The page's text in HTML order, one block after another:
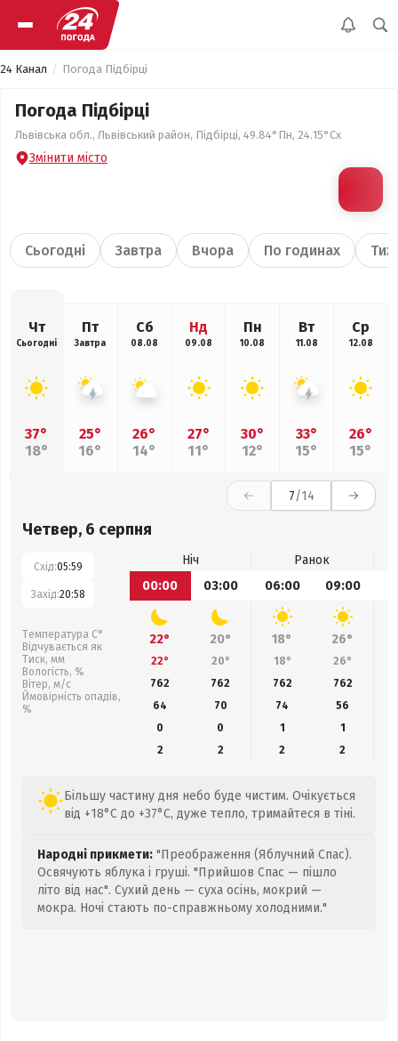
24 Канал Погода Підбірці
Погода Підбірці
Львівська обл., Львівський район, Підбірці, 49.84°Пн, 24.15°Сх
Змінити місто
Сьогодні Завтра Вчора По годинах
Чт
Сьогодні
37°
18°
Пт
Завтра
25°
16°
Сб
08.08
26°
14°
Нд
09.08
27°
11°
Пн
10.08
30°
12°
Вт
11.08
33°
15°
Ср
12.08
26°
15°
7/14
Четвер, 6 серпня
Схід:05:59
Захід:20:58
Температура С°
Відчувається як
Тиск, мм
Вологість, %
Вітер, м/с
Ймовірність опадів,
%
Ніч
Ранок
00:00
03:00 06:00 09:00
22° 20° 18° 26°
22° 20° 18° 26°
762
762 762 762
64
70 74
56
0
0 1
1
2
2 2 2
Більшу частину дня небо буде чистим. Очікується
від +18°C до +37°C, дуже тепло, тримайтеся в тіні.
Народні прикмети: "Преображення (Яблучний Спас).
Освячують яблука і груші. "Прийшов Спас — пішло
літо від нас". Сухий день — суха осінь, мокрий —
мокра. Ночі стають по-справжньому холодними."